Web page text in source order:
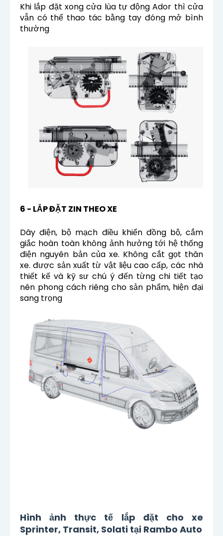
Khi lắp đặt xong cửa lùa tự động Ador thì cửa
vẫn có thể thao tác bằng tay đóng mở bình
thường
6 - LẮP ĐẶT ZIN THEO XE
Dây điện, bộ mạch điều khiển đồng bộ, cắm
giắc hoàn toàn không ảnh hưởng tới hệ thống
điện nguyên bản của xe. Không cắt gọt thân
xe. được sản xuất từ vật liệu cao cấp, các nhà
thiết kế và kỹ sư chú ý đến từng chi tiết tạo
nên phong cách riêng cho sản phẩm, hiện đại
sang trọng
Hình ảnh thực tế lắp đặt cho xe
Sprinter, Transit, Solati tại Rambo Auto